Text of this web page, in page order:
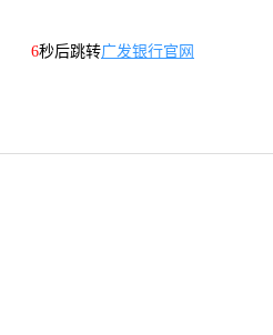
6秒后跳转广发银行官网